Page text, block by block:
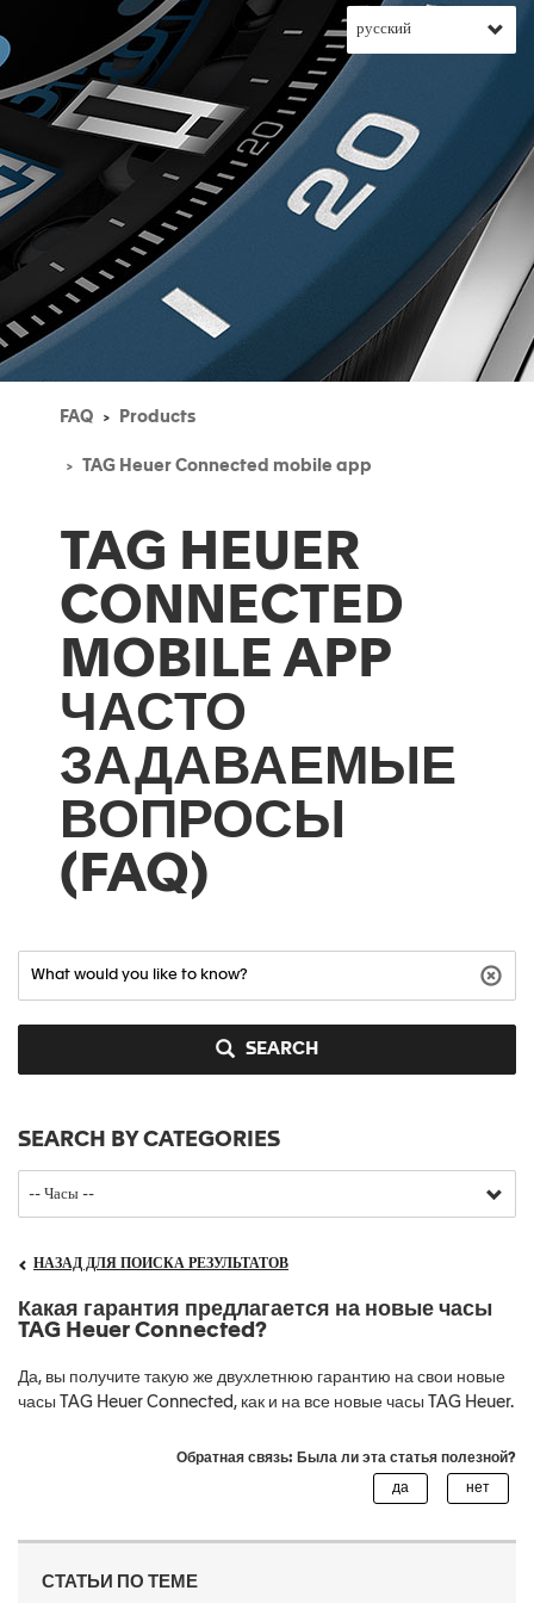
FAQ Products
TAG Heuer Connected mobile app
TAG HEUER
CONNECTED
MOBILE APP
ЧАСТО
ЗАДАВАЕМЫЕ
ВОПРОСЫ
(FAQ)
SEARCH
SEARCH BY CATEGORIES
НАЗАД ДЛЯ ПОИСКА РЕЗУЛЬТАТОВ
Какая гарантия предлагается на новые часы
TAG Heuer Connected?
Да, вы получите такую же двухлетнюю гарантию на свои новые
часы TAG Heuer Connected, как и на все новые часы TAG Heuer.
Обратная связь: Была ли эта статья полезной?
СТАТЬИ ПО ТЕМЕ